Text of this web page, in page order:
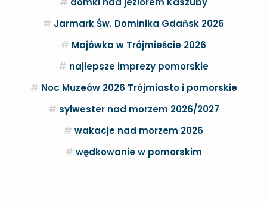
Jarmark Św. Dominika Gdańsk 2026
Majówka w Trójmieście 2026
najlepsze imprezy pomorskie
Noc Muzeów 2026 Trójmiasto i pomorskie
sylwester nad morzem 2026/2027
wakacje nad morzem 2026
wędkowanie w pomorskim